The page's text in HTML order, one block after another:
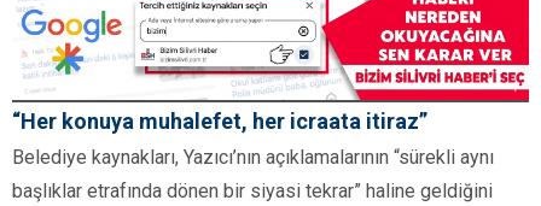
“Her konuya muhalefet, her icraata itiraz”
Belediye kaynakları, Yazıcı’nın açıklamalarının “sürekli aynı
başlıklar etrafında dönen bir siyasi tekrar” haline geldiğini